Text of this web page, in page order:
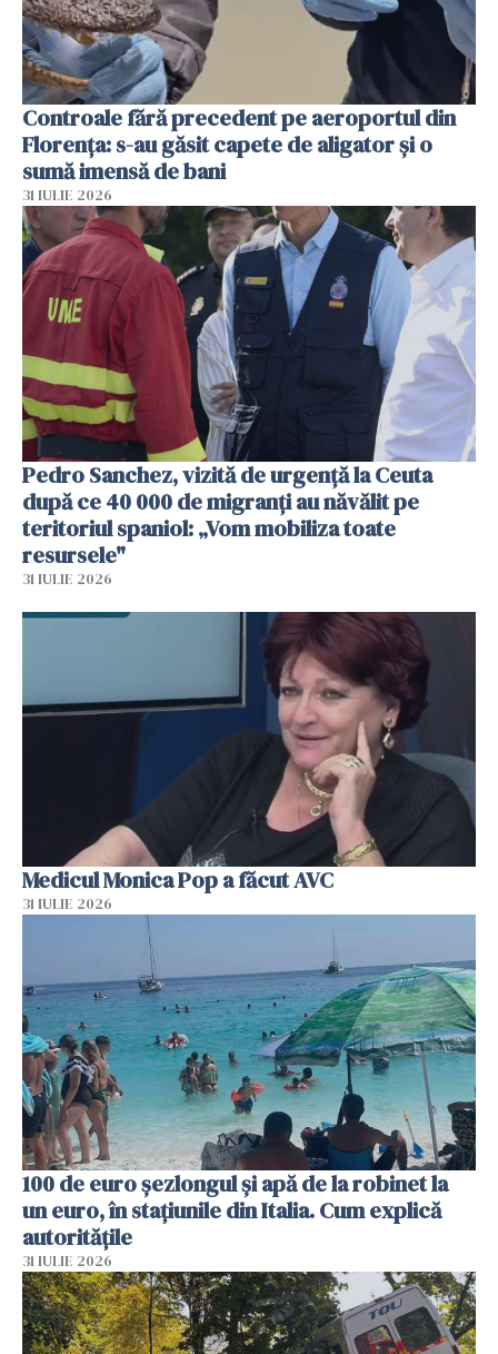
Controale fără precedent pe aeroportul din
Florența: s-au găsit capete de aligator și o
sumă imensă de bani
31 IULIE 2026
Pedro Sanchez, vizită de urgență la Ceuta
după ce 40 000 de migranți au năvălit pe
teritoriul spaniol: „Vom mobiliza toate
resursele"
31 IULIE 2026
Medicul Monica Pop a făcut AVC
31 IULIE 2026
100 de euro șezlongul și apă de la robinet la
un euro, în stațiunile din Italia. Cum explică
autoritățile
31 IULIE 2026